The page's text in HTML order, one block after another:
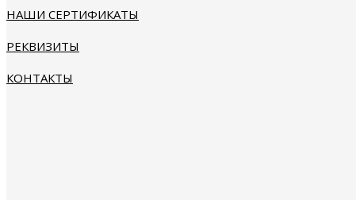
НАШИ СЕРТИФИКАТЫ
РЕКВИЗИТЫ
КОНТАКТЫ